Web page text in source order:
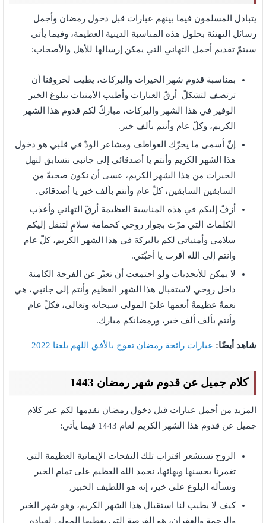
يتبادل المسلمون فيما بينهم عبارات قبل دخول رمضان وأجمل
رسائل التهنئة بحلول هذه المناسبة الدينية العظيمة، وفيما يأتي
سيتمّ تقديم أجمل التهاني التي يمكن إرسالها للأهل والأصحاب:
بمناسبة قدوم شهر الخيرات والبركات، يطيب لحروفنا أن
ترتصف لتشكلّ أرقّ العبارات وأطيب الأمنيات ببلوغ الخير
الوفير في هذا الشهر والبركات، مباركٌ لكم قدوم هذا الشهر
الكريم، وكلّ عام وأنتم بألف خير.
إنّ أسمى ما يحرّك العواطف ومشاعر الودّ في قلبي هو دخول
هذا الشهر الكريم وأنتم يا أصدقائي إلى جانبي نتسابق لنهل
الخيرات من هذا الشهر الكريم، عسى أن نكون صحبةً من
السابقين السابقين، كلّ عام وأنتم بألف خير يا أصدقائي.
أزفّ إليكم في هذه المناسبة العظيمة أرقّ التهاني وأعذب
الكلمات التي مرّت بجوار روحي كحمامة سلامٍ لتنقل إليكم
سلامي وأمنياتي لكم بالبركة في هذا الشهر الكريم، كلّ عام
وأنتم إلى الله أقرب يا أحبّتي.
لا يمكن للأبجديات ولو اجتمعت أن تعبّر عن الفرحة الكامنة
داخل روحي لاستقبال هذا الشهر العظيم وأنتم إلى جانبي، هي
نعمةٌ عظيمةٌ أنعمها عليّ المولى سبحانه وتعالى، فكلّ عام
وأنتم بألف ألف خير، ورمضانكم مبارك.
شاهد أيضًا: عبارات رائحة رمضان تفوح بالأفق اللهم بلغنا 2022
كلام جميل عن قدوم شهر رمضان 1443
المزيد من أجمل عبارات قبل دخول رمضان نقدمها لكم عبر كلام
جميل عن قدوم هذا الشهر الكريم لعام 1443 فيما يأتي:
الروح تستشعر اقتراب تلك النفحات الإيمانية العظيمة التي
تغمرنا بحسنها وبهائها، نحمد الله العظيم على تمام الخير
ونسأله البلوغ على خير، إنه هو اللطيف الخبير,
كيف لا يطيب لنا استقبال هذا الشهر الكريم، وهو شهر الخير
والرحمة والغفران، هو الفرصة التي يعطيها المولى لعباده